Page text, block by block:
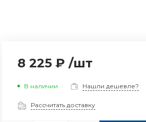
8 225 ₽/шт
В наличии Нашли дешевле?
Рассчитать доставку